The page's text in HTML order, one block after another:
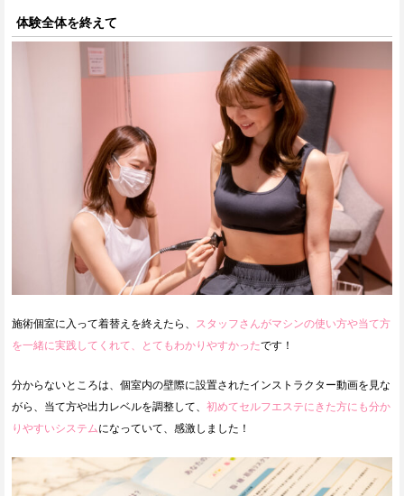
体験全体を終えて
施術個室に入って着替えを終えたら、 スタッフさんがマシンの使い方や当て方
を一緒に実践してくれて、とてもわかりやすかったです！
分からないところは、個室内の壁際に設置されたインストラクター動画を見な
がら、当て方や出力レベルを調整して、 初めてセルフエステにきた方にも分か
りやすいシステムになっていて、感激しました！